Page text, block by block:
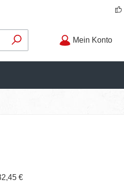
Mein Konto
€